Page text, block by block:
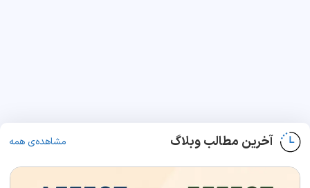
آخرین مطالب وبلاگ مشاهده‌ی همه